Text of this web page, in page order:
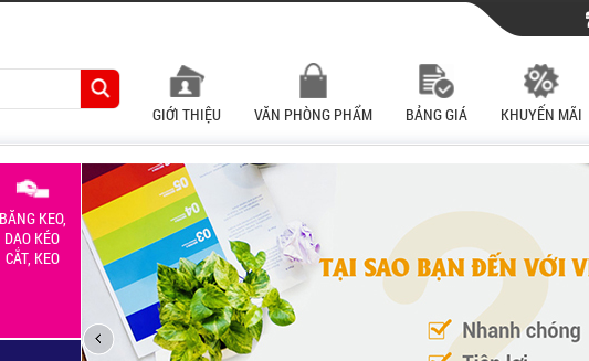
GIỚI THIỆU VĂN PHÒNG PHẨM BẢNG GIÁ KHUYẾN MÃI
BĂNG KEO,
DAO KÉO
CẮT, KEO